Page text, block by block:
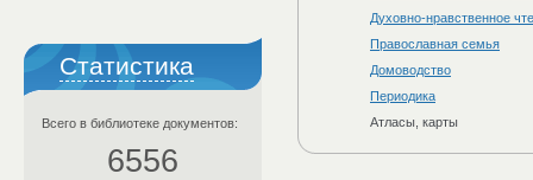
Статистика
Всего в библиотеке документов:
6556
Духовно-нравственное
Православная семья
Домоводство
Периодика
Атласы, карты